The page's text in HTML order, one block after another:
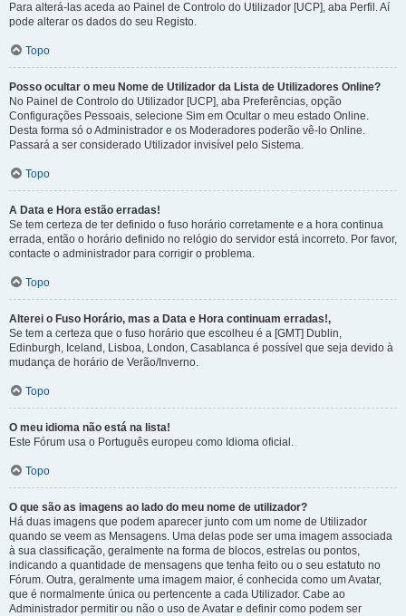
Para alterá-las aceda ao Painel de Controlo do Utilizador [UCP], aba Perfil. Aí
pode alterar os dados do seu Registo.
Topo
Posso ocultar o meu Nome de Utilizador da Lista de Utilizadores Online?
No Painel de Controlo do Utilizador [UCP], aba Preferências, opção
Configurações Pessoais, selecione Sim em Ocultar o meu estado Online.
Desta forma só o Administrador e os Moderadores poderão vê-lo Online.
Passará a ser considerado Utilizador invisível pelo Sistema.
Topo
A Data e Hora estão erradas!
Se tem certeza de ter definido o fuso horário corretamente e a hora continua
errada, então o horário definido no relógio do servidor está incorreto. Por favor,
contacte o administrador para corrigir o problema.
Topo
Alterei o Fuso Horário, mas a Data e Hora continuam erradas!,
Se tem a certeza que o fuso horário que escolheu é a [GMT] Dublin,
Edinburgh, Iceland, Lisboa, London, Casablanca é possível que seja devido à
mudança de horário de Verão/Inverno.
Topo
O meu idioma não está na lista!
Este Fórum usa o Português europeu como Idioma oficial.
Topo
O que são as imagens ao lado do meu nome de utilizador?
Há duas imagens que podem aparecer junto com um nome de Utilizador
quando se veem as Mensagens. Uma delas pode ser uma imagem associada
à sua classificação, geralmente na forma de blocos, estrelas ou pontos,
indicando a quantidade de mensagens que tenha feito ou o seu estatuto no
Fórum. Outra, geralmente uma imagem maior, é conhecida como um Avatar,
que é normalmente única ou pertencente a cada Utilizador. Cabe ao
Administrador permitir ou não o uso de Avatar e definir como podem ser